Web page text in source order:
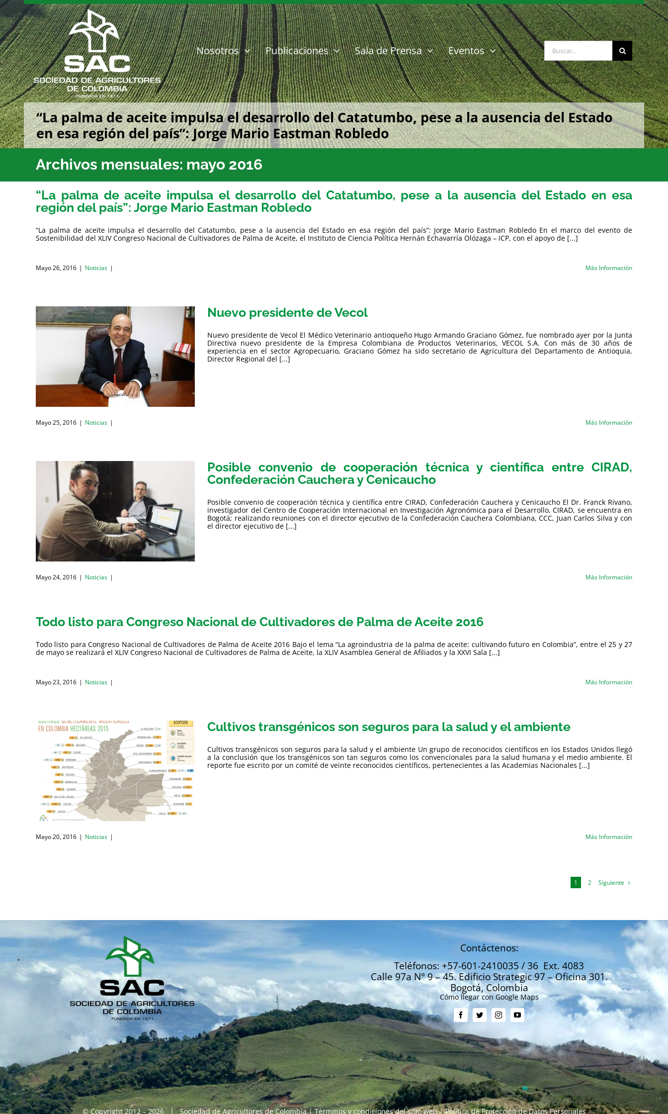
Saltar
al
contenido
Nosotros Publicaciones Sala de Prensa Eventos Buscar:
“La palma de aceite impulsa el desarrollo del Catatumbo, pese a la ausencia del Estado
en esa región del país”: Jorge Mario Eastman Robledo
Archivos mensuales: mayo 2016
“La palma de aceite impulsa el desarrollo del Catatumbo, pese a la ausencia del Estado en esa
región del país”: Jorge Mario Eastman Robledo
“La palma de aceite impulsa el desarrollo del Catatumbo, pese a la ausencia del Estado en esa región del país”: Jorge Mario Eastman Robledo En el marco del evento de
Sostenibilidad del XLIV Congreso Nacional de Cultivadores de Palma de Aceite, el Instituto de Ciencia Política Hernán Echavarría Olózaga – ICP, con el apoyo de [...]
Mayo 26, 2016 | Noticias | Más Información
Nuevo presidente de Vecol
Nuevo presidente de Vecol El Médico Veterinario antioqueño Hugo Armando Graciano Gómez, fue nombrado ayer por la Junta
Directiva nuevo presidente de la Empresa Colombiana de Productos Veterinarios, VECOL S.A. Con más de 30 años de
experiencia en el sector Agropecuario, Graciano Gómez ha sido secretario de Agricultura del Departamento de Antioquia,
Director Regional del [...]
Mayo 25, 2016 | Noticias | Más Información
Posible convenio de cooperación técnica y científica entre CIRAD,
Confederación Cauchera y Cenicaucho
Posible convenio de cooperación técnica y científica entre CIRAD, Confederación Cauchera y Cenicaucho El Dr. Franck Rivano,
investigador del Centro de Cooperación Internacional en Investigación Agronómica para el Desarrollo, CIRAD, se encuentra en
Bogotá; realizando reuniones con el director ejecutivo de la Confederación Cauchera Colombiana, CCC, Juan Carlos Silva y con
el director ejecutivo de [...]
Mayo 24, 2016 | Noticias | Más Información
Todo listo para Congreso Nacional de Cultivadores de Palma de Aceite 2016
Todo listo para Congreso Nacional de Cultivadores de Palma de Aceite 2016 Bajo el lema “La agroindustria de la palma de aceite: cultivando futuro en Colombia”, entre el 25 y 27
de mayo se realizará el XLIV Congreso Nacional de Cultivadores de Palma de Aceite, la XLIV Asamblea General de Afiliados y la XXVI Sala [...]
Mayo 23, 2016 | Noticias | Más Información
Cultivos transgénicos son seguros para la salud y el ambiente
Cultivos transgénicos son seguros para la salud y el ambiente Un grupo de reconocidos científicos en los Estados Unidos llegó
a la conclusión que los transgénicos son tan seguros como los convencionales para la salud humana y el medio ambiente. El
reporte fue escrito por un comité de veinte reconocidos científicos, pertenecientes a las Academias Nacionales [...]
Mayo 20, 2016 | Noticias | Más Información
1 2 Siguiente
Contáctenos:
Teléfonos: +57-601-2410035 / 36 Ext. 4083
Calle 97a N° 9 – 45. Edificio Strategic 97 – Oficina 301.
Bogotá, Colombia
Cómo llegar con Google Maps
© Copyright 2012 – 2026 | Sociedad de Agricultores de Colombia |Términos y condiciones del sitio web|Política de Protección de Datos Personales